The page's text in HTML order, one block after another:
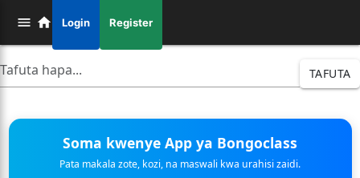
Login Register
TAFUTA
Soma kwenye App ya Bongoclass
Pata makala zote, kozi, na maswali kwa urahisi zaidi.